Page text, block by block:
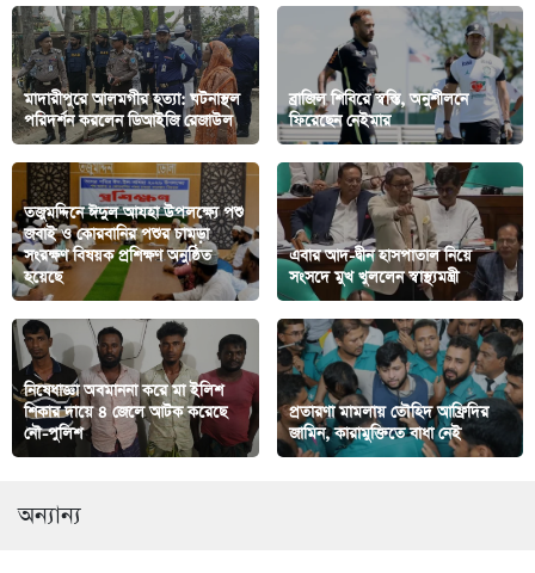
মাদারীপুরে আলমগীর হত্যা: ঘটনাস্থল
প‌রিদর্শন করলেন ডিআইজি রেজাউল
ব্রাজিল শিবিরে স্বস্তি, অনুশীলনে
ফিরেছেন নেইমার
তজুমদ্দিনে ঈদুল আযহা উপলক্ষ্যে পশু
জবাই ও কোরবানির পশুর চামড়া
সংরক্ষণ বিষয়ক প্রশিক্ষণ অনুষ্ঠিত
হয়েছে
এবার আদ-দ্বীন হাসপাতাল নিয়ে
সংসদে মুখ খুললেন স্বাস্থ্যমন্ত্রী
নিষেধাজ্ঞা অবমাননা করে মা ইলিশ
শিকার দায়ে ৪ জেলে আটক করেছে
নৌ-পুলিশ
প্রতারণা মামলায় তৌহিদ আফ্রিদির
জামিন, কারামুক্তিতে বাধা নেই
অন্যান্য